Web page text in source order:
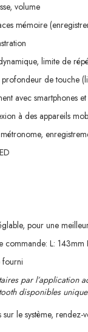
volume
mémoire
limite de
profondeur de touche
avec smartphones et
à des appareils
pour une
commande: L: 143mm
fourni
par l’application
disponibles
le système,